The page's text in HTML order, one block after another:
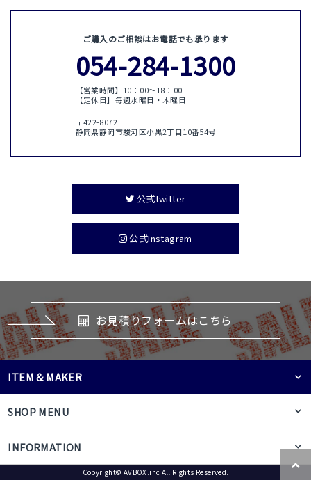
ご購入のご相談はお電話でも承ります
054-284-1300
【営業時間】10：00〜18：00
【定休日】毎週水曜日・木曜日
〒422-8072
静岡県静岡市駿河区小黒2丁目10番54号
公式twitter
公式Instagram
お見積りフォームはこちら
SHOP MENU
ITEM & MAKER
INFORMATION
Copyright© AVBOX.inc All Rights Reserved.